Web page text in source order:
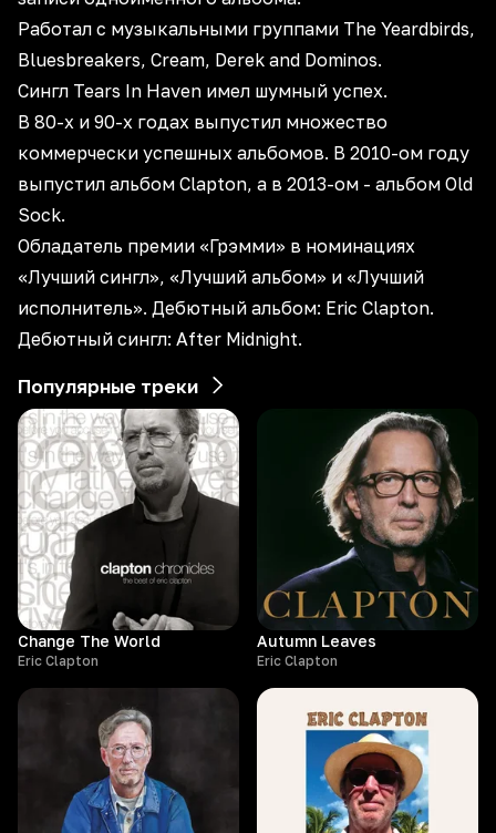
Работал с музыкальными группами The Yeardbirds,
Bluesbreakers, Cream, Derek and Dominos.
Сингл Tears In Haven имел шумный успех.
В 80-х и 90-х годах выпустил множество
коммерчески успешных альбомов. В 2010-ом году
выпустил альбом Clapton, а в 2013-ом - альбом Old
Sock.
Обладатель премии «Грэмми» в номинациях
«Лучший сингл», «Лучший альбом» и «Лучший
исполнитель». Дебютный альбом: Eric Clapton.
Дебютный сингл: After Midnight.
Популярные треки
Change The World
Eric Clapton
Autumn Leaves
Eric Clapton